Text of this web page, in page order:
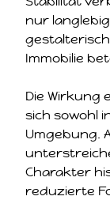
nur
Immobilie
Die Wirkung
sich sowohl
Umgebung.
Charakter
reduzierte